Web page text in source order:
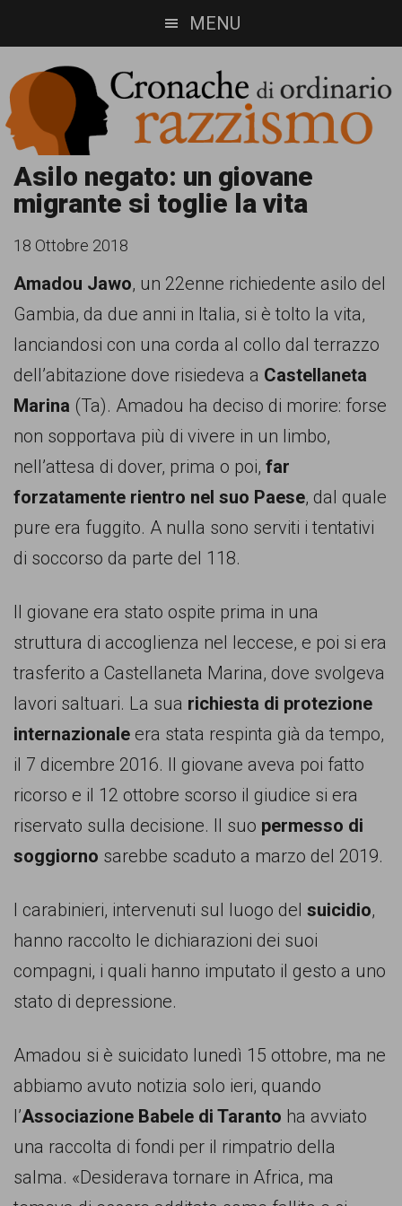
to
main
content
to
footer
MENU
Cronache
di
ordinario
razzismo
Cronachediordinariorazzismo.org
informazione,
approfondimento
comunicazione
specificamente
dedicato
fenomeno
del
curato
movimenti
che
battono
pari
opportunità
Asilo negato: un giovane
migrante si toglie la vita
18 Ottobre 2018
Amadou Jawo, un 22enne richiedente asilo del
Gambia, da due anni in Italia, si è tolto la vita,
lanciandosi con una corda al collo dal terrazzo
dell’abitazione dove risiedeva a Castellaneta
Marina (Ta). Amadou ha deciso di morire: forse
non sopportava più di vivere in un limbo,
nell’attesa di dover, prima o poi, far
forzatamente rientro nel suo Paese, dal quale
pure era fuggito. A nulla sono serviti i tentativi
di soccorso da parte del 118.
Il giovane era stato ospite prima in una
struttura di accoglienza nel leccese, e poi si era
trasferito a Castellaneta Marina, dove svolgeva
lavori saltuari. La sua richiesta di protezione
internazionale era stata respinta già da tempo,
il 7 dicembre 2016. Il giovane aveva poi fatto
ricorso e il 12 ottobre scorso il giudice si era
riservato sulla decisione. Il suo permesso di
soggiorno sarebbe scaduto a marzo del 2019.
I carabinieri, intervenuti sul luogo del suicidio,
hanno raccolto le dichiarazioni dei suoi
compagni, i quali hanno imputato il gesto a uno
stato di depressione.
Amadou si è suicidato lunedì 15 ottobre, ma ne
abbiamo avuto notizia solo ieri, quando
l’Associazione Babele di Taranto ha avviato
una raccolta di fondi per il rimpatrio della
salma. «Desiderava tornare in Africa, ma